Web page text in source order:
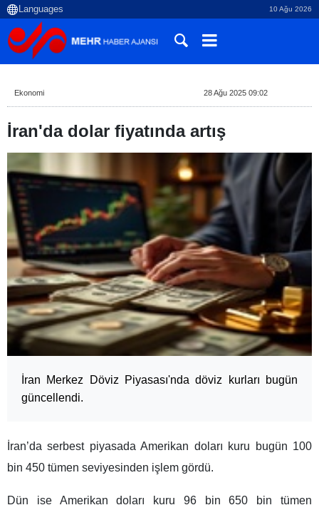
10 Ağu 2026
Ekonomi 28 Ağu 2025 09:02
İran'da dolar fiyatında artış
İran Merkez Döviz Piyasası'nda döviz kurları bugün
güncellendi.
İran’da serbest piyasada Amerikan doları kuru bugün 100
bin 450 tümen seviyesinden işlem gördü.
Dün ise Amerikan doları kuru 96 bin 650 bin tümen